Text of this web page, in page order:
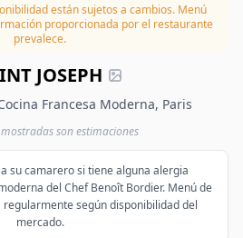
están sujetos a cambios.Menú
proporcionada por el restaurante
prevalece.
JOSEPH
Francesa Moderna, Paris
son estimaciones
su camarero si tiene alguna alergia
del Chef Benoît Bordier. Menú de
según disponibilidad del
mercado.